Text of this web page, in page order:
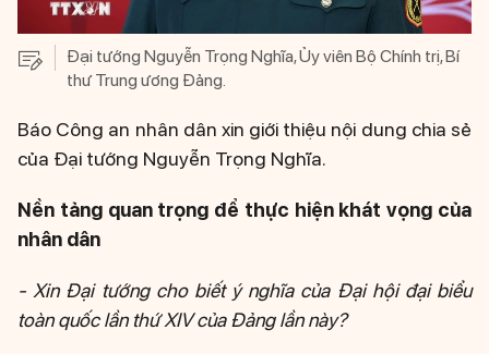
Đại tướng Nguyễn Trọng Nghĩa, Ủy viên Bộ Chính trị, Bí
thư Trung ương Đảng.
Báo Công an nhân dân xin giới thiệu nội dung chia sẻ
của Đại tướng Nguyễn Trọng Nghĩa.
Nền tảng quan trọng để thực hiện khát vọng của
nhân dân
- Xin Đại tướng cho biết ý nghĩa của Đại hội đại biểu
toàn quốc lần thứ XIV của Đảng lần này?